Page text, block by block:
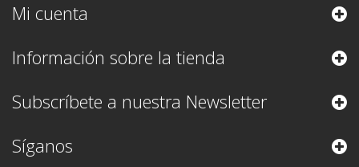
Mi cuenta
Información sobre la tienda
Subscríbete a nuestra Newsletter
Síganos